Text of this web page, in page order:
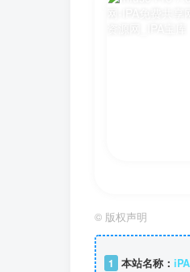
© 版权声明
1 本站名称：